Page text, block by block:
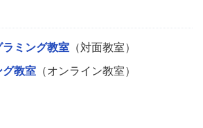
ミング教室 （対面教室）
グ教室 （オンライン教室）